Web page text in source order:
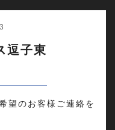
逗子東
望のお客様ご連絡を